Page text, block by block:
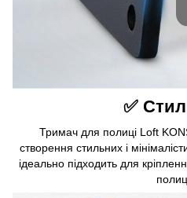
✅
Тримач для полиці Loft
створення стильних і
ідеально підходить для